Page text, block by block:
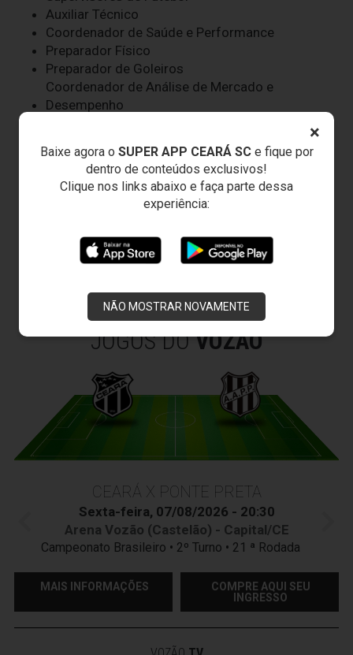
×
Baixe agora o SUPER APP CEARÁ SCe fique por
dentro de conteúdos exclusivos!
Clique nos links abaixo e faça parte dessa
experiência:
NÃO MOSTRAR NOVAMENTE
Auxiliar Técnico
Coordenador de Saúde e Performance
Preparador Físico
Preparador de Goleiros
Coordenador de Análise de Mercado e
Desempenho
Médicos
Fisioterapeutas
Fisiologista
Dentista
Roupeiros
Auxiliar Operacional
JOGOS DOVOZÃO
CEARÁ X PONTE PRETA
Sexta-feira, 07/08/2026 - 20:30
Arena Vozão (Castelão) - Capital/CE
Campeonato Brasileiro • 2º Turno • 21 ª Rodada
MAIS INFORMAÇÕES
COMPRE AQUI SEU
INGRESSO